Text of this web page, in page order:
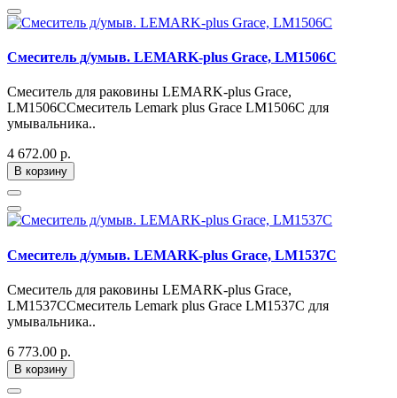
Смеситель д/умыв. LEMARK-plus Grace, LM1506C
Смеситель для раковины LEMARK-plus Grace,
LM1506CСмеситель Lemark plus Grace LM1506C для
умывальника..
4 672.00 р.
В корзину
Смеситель д/умыв. LEMARK-plus Grace, LM1537C
Смеситель для раковины LEMARK-plus Grace,
LM1537CСмеситель Lemark plus Grace LM1537C для
умывальника..
6 773.00 р.
В корзину